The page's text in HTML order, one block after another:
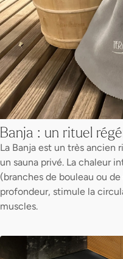
Banja : un rituel
La Banja est un très
un sauna privé. La chaleur
(branches de bouleau ou
profondeur, stimule la
muscles.